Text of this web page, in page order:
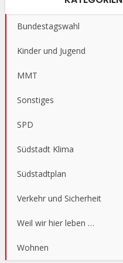
Bundestagswahl
Kinder und Jugend
MMT
Sonstiges
SPD
Südstadt Klima
Südstadtplan
Verkehr und Sicherheit
Weil wir hier leben …
Wohnen